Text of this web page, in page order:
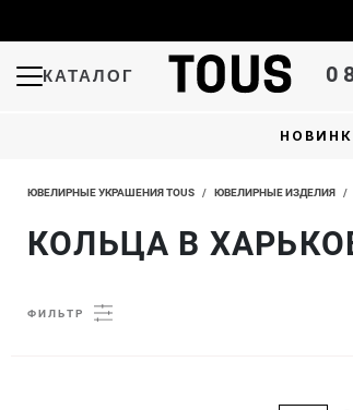
КАТАЛОГ 0
ЮВЕЛИРНЫЕ УКРАШЕНИЯ TOUS / ЮВЕЛИРНЫЕ ИЗДЕЛИЯ /
КОЛЬЦА В
ФИЛЬТР